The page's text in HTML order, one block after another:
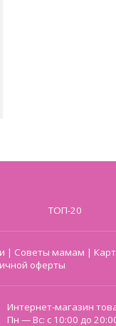
ТОП-20
| Советы мамам |
оферты
Интернет-магазин
Пн — Вс: с 10:00 до